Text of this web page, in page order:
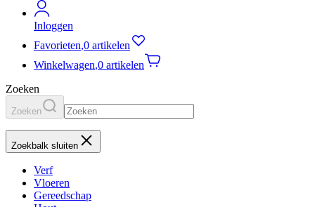
Inloggen
Favorieten,0 artikelen
Winkelwagen,0 artikelen
Zoeken
Zoeken
Zoekbalk sluiten
Verf
Vloeren
Gereedschap